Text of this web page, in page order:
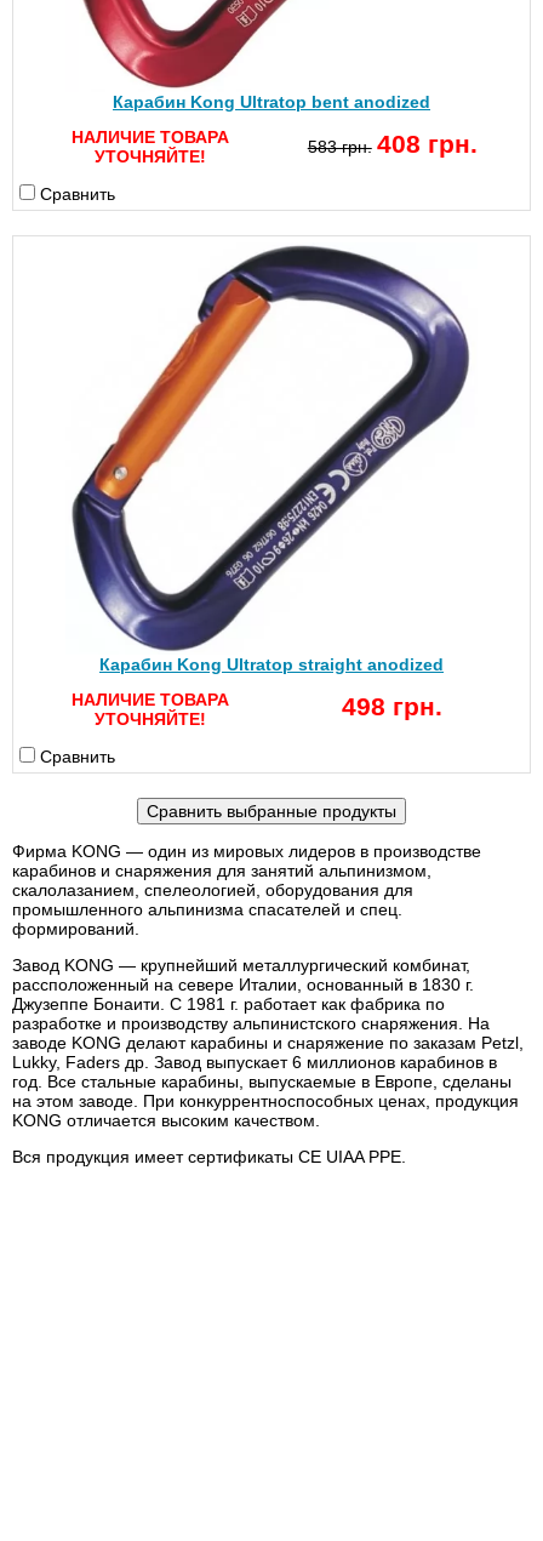
Карабин Kong Ultratop bent anodized
НАЛИЧИЕ ТОВАРА
УТОЧНЯЙТЕ!
583 грн. 408 грн.
Сравнить
Карабин Kong Ultratop straight anodized
НАЛИЧИЕ ТОВАРА
УТОЧНЯЙТЕ!
498 грн.
Сравнить
Фирма KONG — один из мировых лидеров в производстве
карабинов и снаряжения для занятий альпинизмом,
скалолазанием, спелеологией, оборудования для
промышленного альпинизма спасателей и спец.
формирований.
Завод KONG — крупнейший металлургический комбинат,
рассположенный на севере Италии, основанный в 1830 г.
Джузеппе Бонаити. С 1981 г. работает как фабрика по
разработке и производству альпинистского снаряжения. На
заводе KONG делают карабины и снаряжение по заказам Petzl,
Lukky, Faders др. Завод выпускает 6 миллионов карабинов в
год. Все стальные карабины, выпускаемые в Европе, сделаны
на этом заводе. При конкуррентноспособных ценах, продукция
KONG отличается высоким качеством.
Вся продукция имеет сертификаты СE UIAA PPE.